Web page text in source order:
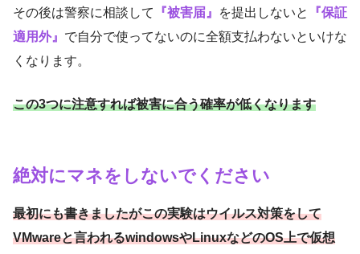
その後は警察に相談して 『被害届』 を提出しないと
『保証
適用外』 で自分で使ってないのに全額支払わないといけな
くなります。
この3つに注意すれば被害に合う確率が低くなります
絶対にマネをしないでください
最初にも書きましたがこの実験はウイルス対策をして
VMwareと言われるwindowsやLinuxなどのOS上で仮想